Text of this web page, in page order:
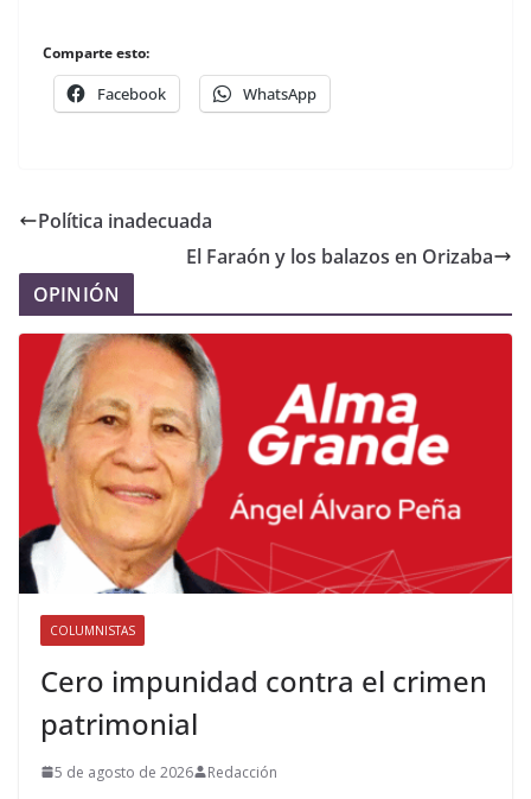
Comparte esto:
Facebook WhatsApp
Política inadecuada
El Faraón y los balazos en Orizaba
OPINIÓN
COLUMNISTAS
Cero impunidad contra el crimen
patrimonial
5 de agosto de 2026 Redacción